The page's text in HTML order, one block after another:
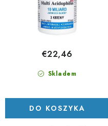
Skladem
€22,46
DO KOSZYKA